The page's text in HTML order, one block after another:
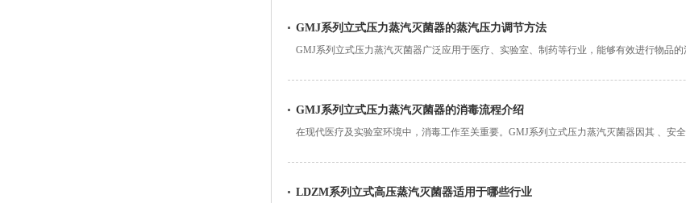
GMJ系列立式压力蒸汽灭菌器的蒸汽压力调节方法
GMJ系列立式压力蒸汽灭菌器广泛应用于医疗、实验室、制药等行业，能够有效进行物品
GMJ系列立式压力蒸汽灭菌器的消毒流程介绍
在现代医疗及实验室环境中，消毒工作至关重要。GMJ系列立式压力蒸汽灭菌器因其 、安
LDZM系列立式高压蒸汽灭菌器适用于哪些行业